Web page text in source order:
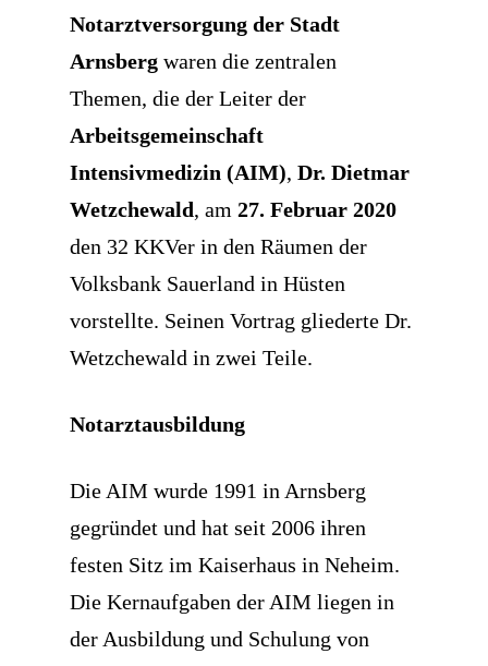
Notarztversorgung der Stadt
Arnsberg waren die zentralen
Themen, die der Leiter der
Arbeitsgemeinschaft
Intensivmedizin (AIM), Dr. Dietmar
Wetzchewald, am 27. Februar 2020
den 32 KKVer in den Räumen der
Volksbank Sauerland in Hüsten
vorstellte. Seinen Vortrag gliederte Dr.
Wetzchewald in zwei Teile.
Notarztausbildung
Die AIM wurde 1991 in Arnsberg
gegründet und hat seit 2006 ihren
festen Sitz im Kaiserhaus in Neheim.
Die Kernaufgaben der AIM liegen in
der Ausbildung und Schulung von